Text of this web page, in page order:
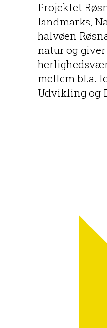
Projektet
landmarks,
halvøen
natur og
mellem bl.a.
Udvikling og